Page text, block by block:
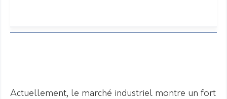
Actuellement, le marché industriel montre un fort